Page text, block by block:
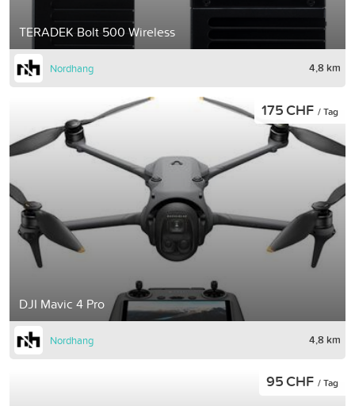
TERADEK Bolt 500 Wireless
Nordhang 4,8 km
DJI Mavic 4 Pro
175 CHF / Tag
Nordhang 4,8 km
95 CHF / Tag